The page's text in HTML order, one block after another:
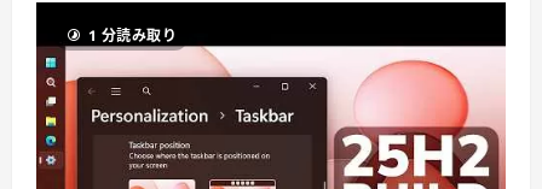
1 分読み取り